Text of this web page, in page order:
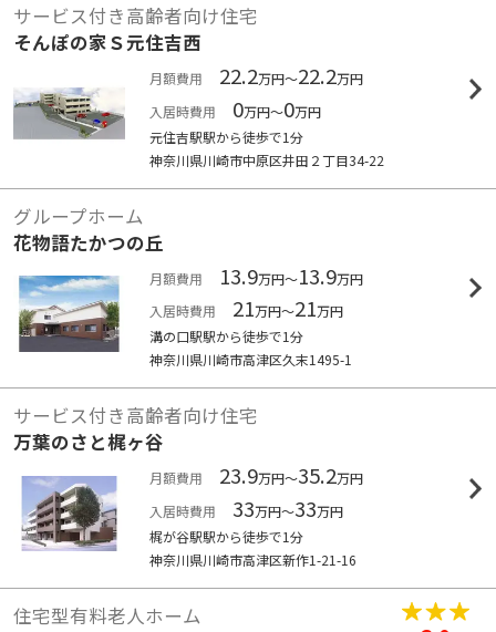
サービス付き高齢者向け住宅
そんぽの家Ｓ元住吉西
月額費用 22.2万円～22.2万円
入居時費用
0万円～0万円
元住吉駅駅から徒歩で1分
神奈川県川崎市中原区井田２丁目34-22
グループホーム
花物語たかつの丘
月額費用 13.9万円～13.9万円
入居時費用
21万円～21万円
溝の口駅駅から徒歩で1分
神奈川県川崎市高津区久末1495-1
サービス付き高齢者向け住宅
万葉のさと梶ヶ谷
月額費用 23.9万円～35.2万円
入居時費用
33万円～33万円
梶が谷駅駅から徒歩で1分
神奈川県川崎市高津区新作1-21-16
住宅型有料老人ホーム